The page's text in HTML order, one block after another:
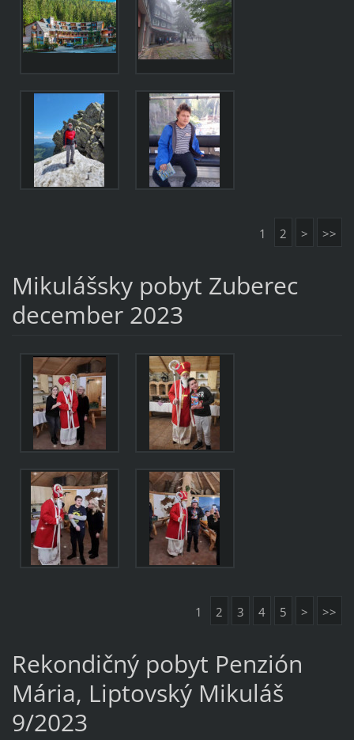
1 2 > >>
Mikulášsky pobyt Zuberec
december 2023
1 2 3 4 5 > >>
Rekondičný pobyt Penzión
Mária, Liptovský Mikuláš
9/2023